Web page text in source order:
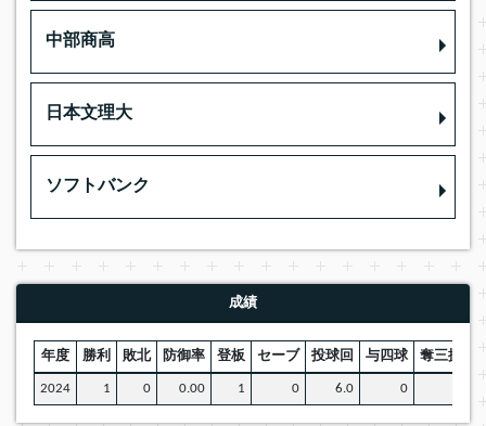
中部商高
日本文理大
ソフトバンク
成績
年度 勝利 敗北 防御率 登板 セーブ 投球回 与四球 奪三振
2024 1 0 0.00 1 0 6.0 0